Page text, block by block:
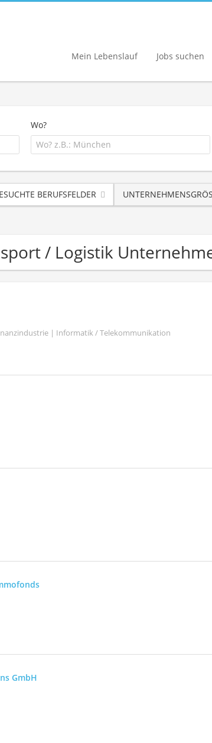
Mein Lebenslauf Jobs suchen
Wo?
BERUFSFELDER
/ Logistik
| Informatik / Telekommunikation
GmbH